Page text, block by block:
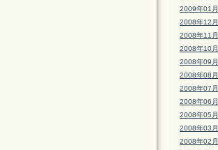
2009年01月
2008年12月
2008年11月
2008年10月
2008年09月
2008年08月
2008年07月
2008年06月
2008年05月
2008年03月
2008年02月